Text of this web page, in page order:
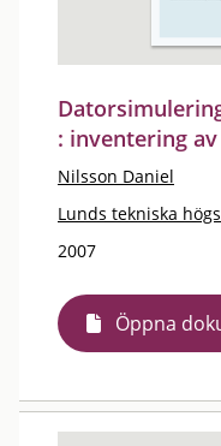
: inventering
Nilsson Daniel
Lunds tekniska
2007
Öppna